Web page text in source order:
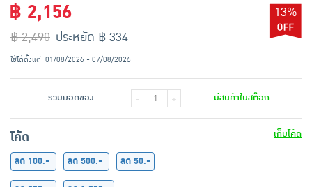
฿ 2,156
฿ 2,490
13%
ประหยัด ฿ 334
ใช้ได้ตั้งแต่ 01/08/2026 - 07/08/2026
รวมยอดของ - + มีสินค้าในสต๊อก
โค้ด
เก็บโค้ด
ลด 100.-
ลด 500.-
ลด 50.-